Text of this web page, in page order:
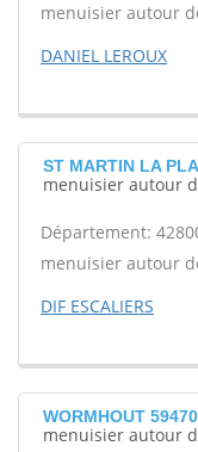
menuisier autour
DANIEL LEROUX
ST MARTIN LA
menuisier autour
Département:
menuisier autour
DIF ESCALIERS
WORMHOUT 59470
menuisier autour